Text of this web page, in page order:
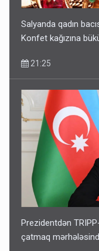
Salyanda qadın
Konfet kağızına
21:25
Prezidentdən
çatmaq